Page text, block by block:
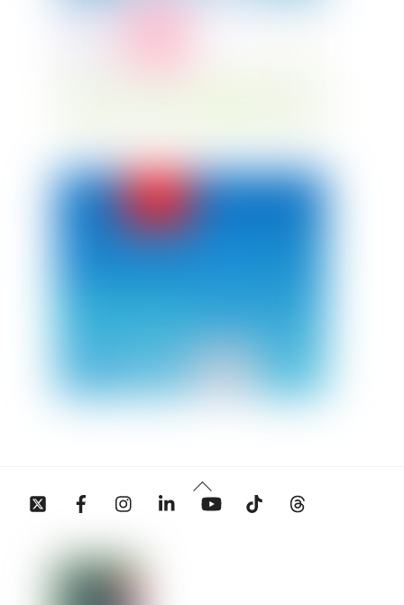
Back
To
Twitter Facebook InstagramLinkedin YouTube Tiktok